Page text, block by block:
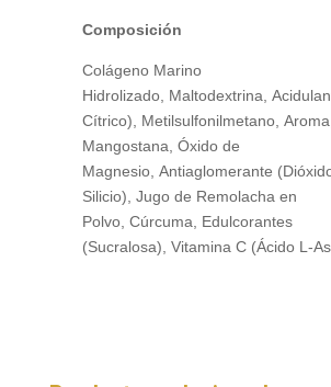
Composición
Colágeno Marino
Hidrolizado, Maltodextrina,
Cítrico), Metilsulfonilmetano,
Mangostana, Óxido de
Magnesio, Antiaglomerante
Silicio), Jugo de Remolacha en
Polvo, Cúrcuma, Edulcorantes
(Sucralosa), Vitamina C (Ácido L-